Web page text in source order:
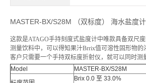
MASTER-BX/S28M （双标度） 海水盐度计
这款是ATAGO手持刻度式盐度计中唯款具备双尺
测量饮料中 ，可以得知果汁Brrix值可溶性固形物的
客户只需要一个手持双标度折射仪，就可以同时
Model
MASTER-BX/S28M
Brix 0.0 至 33.0%